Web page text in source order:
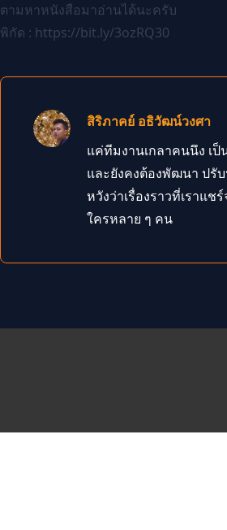
ตามหาหนังสือมาอ่านได้นะครับ
พิกัด : https://bit.ly/3ozRQ30
สิริภาคย์ อธิวัฒน์วงศา
แค่ทีมงานเกลาคนนึง เป็
และยังคงต้องพัฒนา ปรับ
หวังว่าเรื่องราวที่เราแช
ใครหลาย ๆ คน